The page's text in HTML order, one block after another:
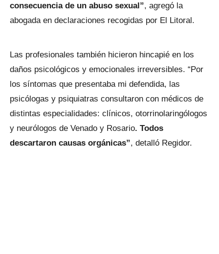
consecuencia de un abuso sexual”, agregó la
abogada en declaraciones recogidas por El Litoral.
Las profesionales también hicieron hincapié en los
daños psicológicos y emocionales irreversibles. “Por
los síntomas que presentaba mi defendida, las
psicólogas y psiquiatras consultaron con médicos de
distintas especialidades: clínicos, otorrinolaringólogos
y neurólogos de Venado y Rosario. Todos
descartaron causas orgánicas”, detalló Regidor.